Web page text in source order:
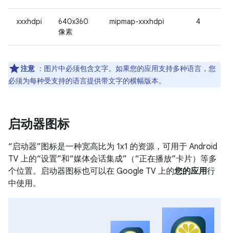
xxxhdpi
640x360
像素
mipmap-xxxhdpi 4
注意 ：图片中必须包含文字。如果您的应用支持多种语言，您
必须为每种受支持的语言提供带文字的横幅版本。
启动器图标
“启动器”图标是一种宽高比为 1x1 的资源，可用于 Android
TV 上的“设置”和“媒体会话集成”（“正在播放”卡片）等多
个位置。启动器图标也可以在 Google TV 上的您的应用行
中使用。